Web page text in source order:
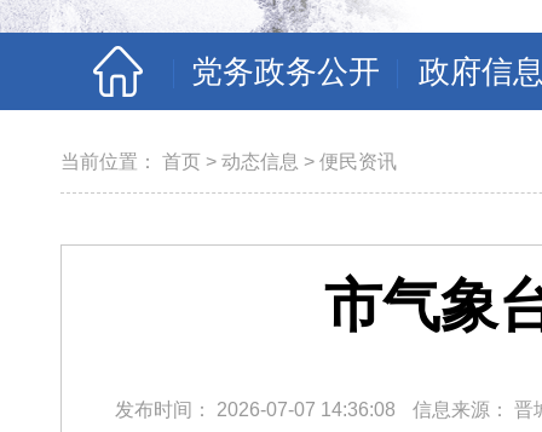
党务政务公开 政府信
当前位置： 首页 > 动态信息 > 便民资讯
市气象
发布时间： 2026-07-07 14:36:08 信息来源： 晋